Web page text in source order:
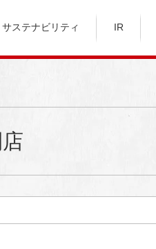
サステナビリティ IR